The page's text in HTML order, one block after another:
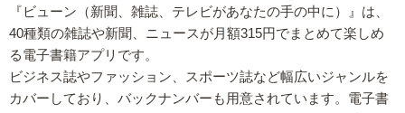
『ビューン（新聞、雑誌、テレビがあなたの手の中に）』は、
40種類の雑誌や新聞、ニュースが月額315円でまとめて楽しめ
る電子書籍アプリです。
ビジネス誌やファッション、スポーツ誌など幅広いジャンルを
カバーしており、バックナンバーも用意されています。電子書